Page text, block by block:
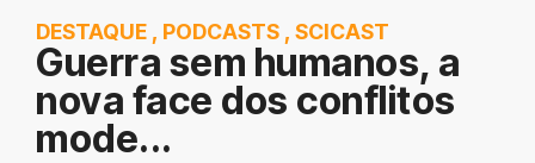
DESTAQUE , PODCASTS , SCICAST
Guerra sem humanos, a
nova face dos conflitos
mode...